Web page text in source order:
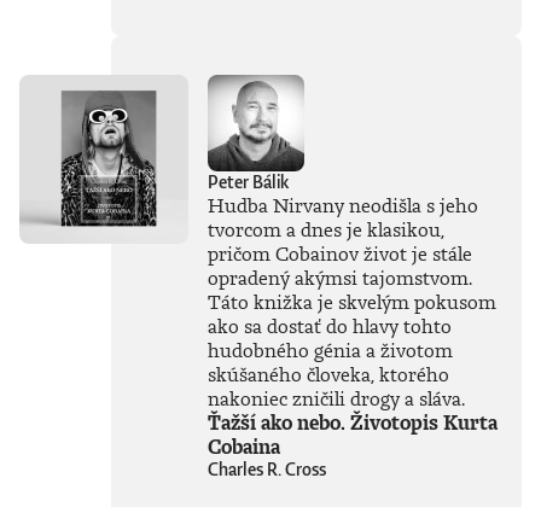
Peter Bálik
Hudba Nirvany neodišla s jeho
tvorcom a dnes je klasikou,
pričom Cobainov život je stále
opradený akýmsi tajomstvom.
Táto knižka je skvelým pokusom
ako sa dostať do hlavy tohto
hudobného génia a životom
skúšaného človeka, ktorého
nakoniec zničili drogy a sláva.
Ťažší ako nebo. Životopis Kurta
Cobaina
Charles R. Cross